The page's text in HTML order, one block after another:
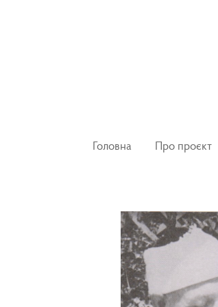
Головна Про проєкт